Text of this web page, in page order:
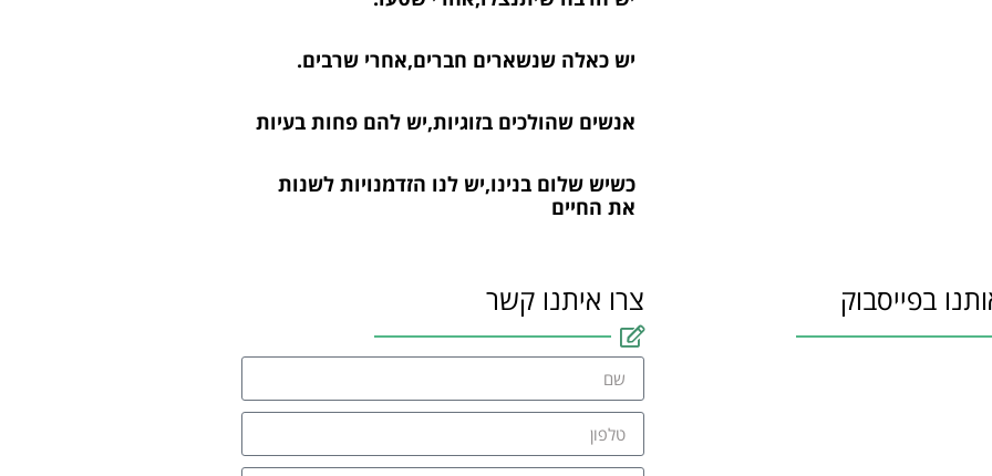
יש כאלה שנשארים חברים,אחרי שרבים.
אנשים שהולכים בזוגיות,יש להם פחות בעיות
כשיש שלום בנינו,יש לנו הזדמנויות לשנות
את החיים
בפייסבוק צרו איתנו קשר